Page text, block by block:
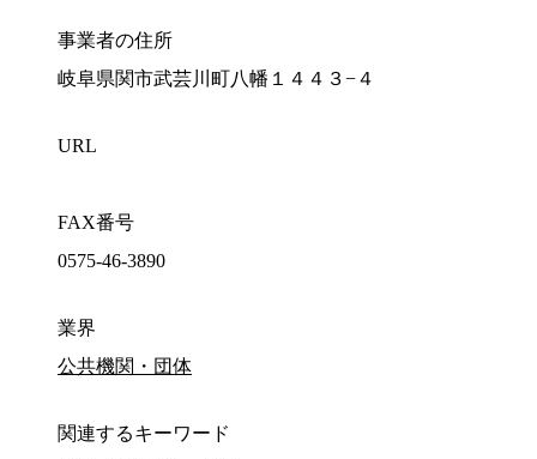
事業者の住所
岐阜県関市武芸川町八幡１４４３−４
URL
FAX番号
0575-46-3890
業界
公共機関・団体
関連するキーワード